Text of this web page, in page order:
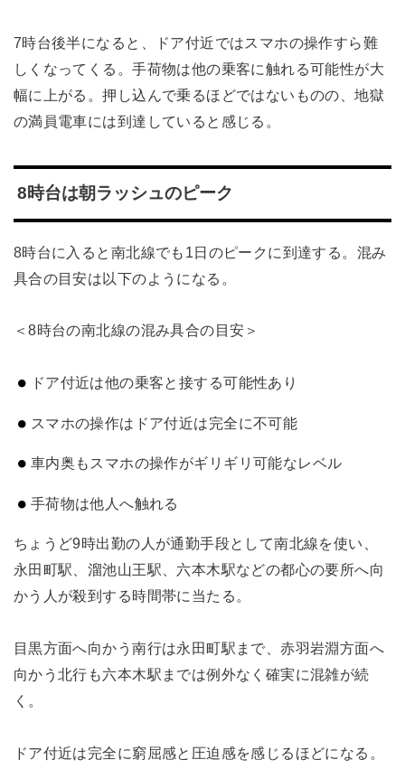
7時台後半になると、ドア付近ではスマホの操作すら難
しくなってくる。手荷物は他の乗客に触れる可能性が大
幅に上がる。押し込んで乗るほどではないものの、地獄
の満員電車には到達していると感じる。
8時台は朝ラッシュのピーク
8時台に入ると南北線でも1日のピークに到達する。混み
具合の目安は以下のようになる。
＜8時台の南北線の混み具合の目安＞
ドア付近は他の乗客と接する可能性あり
スマホの操作はドア付近は完全に不可能
車内奥もスマホの操作がギリギリ可能なレベル
手荷物は他人へ触れる
ちょうど9時出勤の人が通勤手段として南北線を使い、
永田町駅、溜池山王駅、六本木駅などの都心の要所へ向
かう人が殺到する時間帯に当たる。
目黒方面へ向かう南行は永田町駅まで、赤羽岩淵方面へ
向かう北行も六本木駅までは例外なく確実に混雑が続
く。
ドア付近は完全に窮屈感と圧迫感を感じるほどになる。